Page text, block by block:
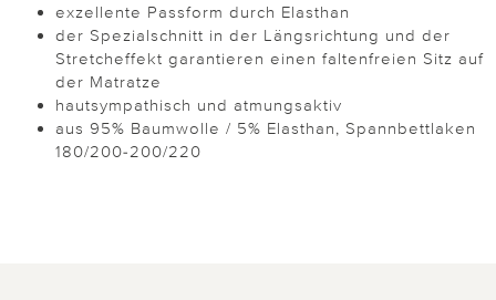
exzellente Passform durch Elasthan
der Spezialschnitt in der Längsrichtung und der
Stretcheffekt garantieren einen faltenfreien Sitz auf
der Matratze
hautsympathisch und atmungsaktiv
aus 95% Baumwolle / 5% Elasthan, Spannbettlaken
180/200-200/220